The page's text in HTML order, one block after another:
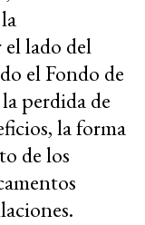
lado del
el Fondo de
perdida de
la forma
de los